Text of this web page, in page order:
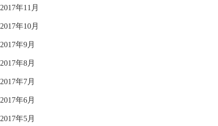
2017年11月
2017年10月
2017年9月
2017年8月
2017年7月
2017年6月
2017年5月